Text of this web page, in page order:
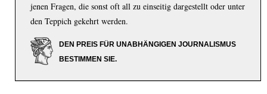
jenen Fragen, die sonst oft all zu einseitig dargestellt oder unter
den Teppich gekehrt werden.
DEN PREIS FÜR UNABHÄNGIGEN JOURNALISMUS
BESTIMMEN SIE.